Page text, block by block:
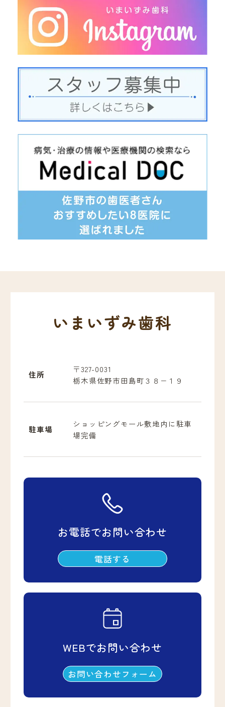
いまいずみ歯科
住所
〒327-0031
栃木県佐野市田島町３８−１９
駐車場
ショッピングモール敷地内に駐車
場完備
お電話でお問い合わせ
電話する
WEBでお問い合わせ
お問い合わせフォーム